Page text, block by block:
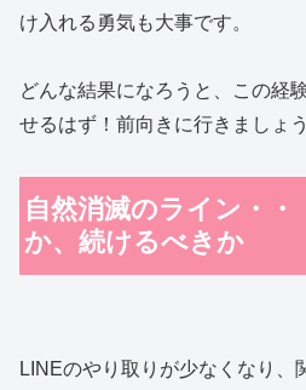
け入れる勇気も大事です。
どんな結果になろうと、この経
せるはず！前向きに行きましょう
自然消滅のライン・・
か、続けるべきか
LINEのやり取りが少なくなり、